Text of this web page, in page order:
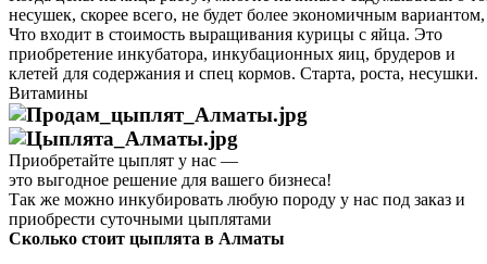
несушек, скорее всего, не будет более экономичным вариантом,
Что входит в стоимость выращивания курицы с яйца. Это
приобретение инкубатора, инкубационных яиц, брудеров и
клетей для содержания и спец кормов. Старта, роста, несушки.
Витамины
Приобретайте цыплят у нас —
это выгодное решение для вашего бизнеса!
Так же можно инкубировать любую породу у нас под заказ и
приобрести суточными цыплятами
Сколько стоит цыплята в Алматы